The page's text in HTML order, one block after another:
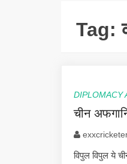
Tag:
DIPLOMACY
चीन
विपुल विपुल ये